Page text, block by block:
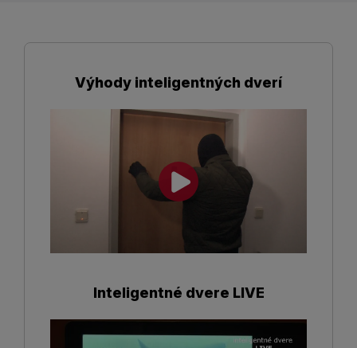
Výhody inteligentných dverí
Inteligentné dvere LIVE